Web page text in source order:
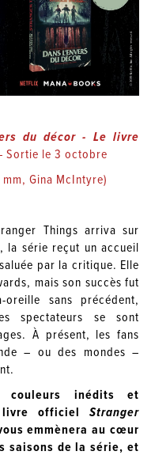
du décor - Le livre
Sortie le 3 octobre
Gina McIntyre)
Things arriva sur
la série reçut un accueil
par la critique. Elle
mais son succès fut
sans précédent,
spectateurs se sont
À présent, les fans
– ou des mondes –
couleurs inédits et
livre officiel Stranger
emmènera au cœur
saisons de la série, et